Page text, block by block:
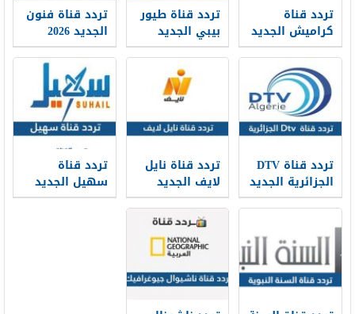
تردد قناة
كراميش الجديد
2026 Karameesh
TV على نايل
سات وعرب سات
تردد قناة طيور
بيبي الجديد
2026 Toyor Baby
على النايل سات
وعرب سات
تردد قناة فنون
الجديد 2026
Funoon TV hd
على نايل سات
وعربسات
تردد قناة DTV
الجزائرية الجديد
2026 على النايل
سات
تردد قناة نايل
لايف الجديد
2026 Nile Life
TV على نايل
سات
تردد قناة
سهيل الجديد
2026 Suhail TV